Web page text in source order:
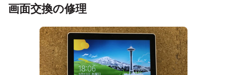
画面交換の修理